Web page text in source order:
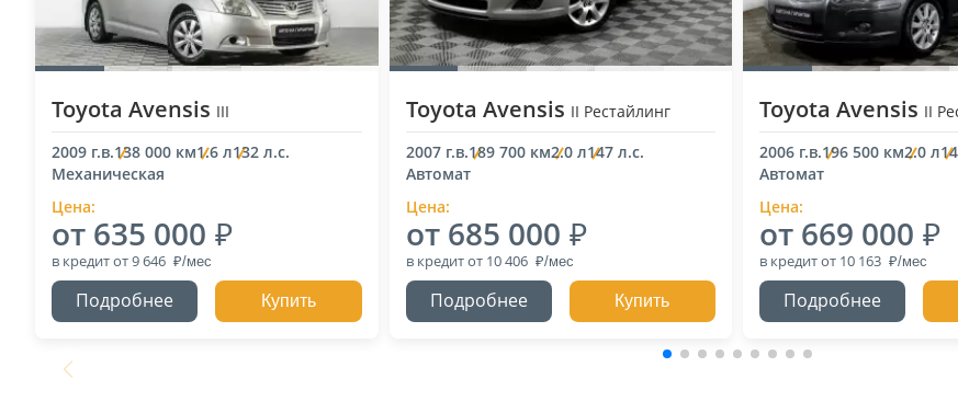
Toyota Avensis III
2009 г.в.138 000 км1.6 л132 л.с.
Механическая
Цена:
от 635 000
в кредитот 9 646
Подробнее Купить
Toyota Avensis II Рестайлинг
2007 г.в.189 700 км2.0 л147 л.с.
Автомат
Цена:
от 685 000
в кредитот 10 406
Подробнее Купить
Toyota Avensis II
2006 г.в.196 500 км2.0 л
Автомат
Цена:
от 669 000
в кредитот 10 163
Подробнее